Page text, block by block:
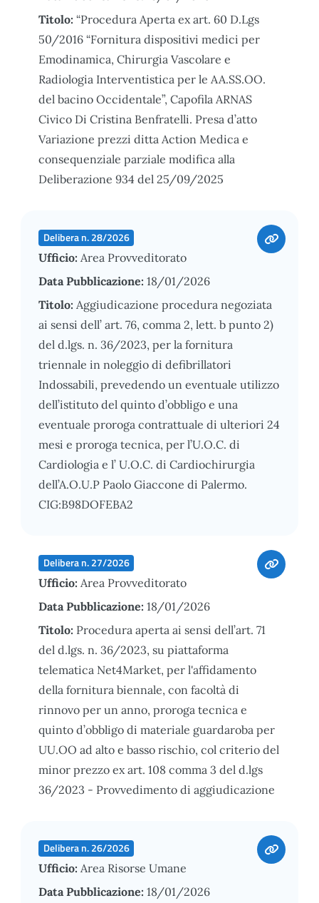
Titolo: “Procedura Aperta ex art. 60 D.Lgs
50/2016 “Fornitura dispositivi medici per
Emodinamica, Chirurgia Vascolare e
Radiologia Interventistica per le AA.SS.OO.
del bacino Occidentale”, Capofila ARNAS
Civico Di Cristina Benfratelli. Presa d’atto
Variazione prezzi ditta Action Medica e
consequenziale parziale modifica alla
Deliberazione 934 del 25/09/2025
Delibera n. 28/2026
Ufficio: Area Provveditorato
Data Pubblicazione: 18/01/2026
Titolo: Aggiudicazione procedura negoziata
ai sensi dell’ art. 76, comma 2, lett. b punto 2)
del d.lgs. n. 36/2023, per la fornitura
triennale in noleggio di defibrillatori
Indossabili, prevedendo un eventuale utilizzo
dell’istituto del quinto d’obbligo e una
eventuale proroga contrattuale di ulteriori 24
mesi e proroga tecnica, per l’U.O.C. di
Cardiologia e l’ U.O.C. di Cardiochirurgia
dell’A.O.U.P Paolo Giaccone di Palermo.
CIG:B98DOFEBA2
Delibera n. 27/2026
Ufficio: Area Provveditorato
Data Pubblicazione: 18/01/2026
Titolo: Procedura aperta ai sensi dell’art. 71
del d.lgs. n. 36/2023, su piattaforma
telematica Net4Market, per l'affidamento
della fornitura biennale, con facoltà di
rinnovo per un anno, proroga tecnica e
quinto d’obbligo di materiale guardaroba per
UU.OO ad alto e basso rischio, col criterio del
minor prezzo ex art. 108 comma 3 del d.lgs
36/2023 - Provvedimento di aggiudicazione
Delibera n. 26/2026
Ufficio: Area Risorse Umane
Data Pubblicazione: 18/01/2026